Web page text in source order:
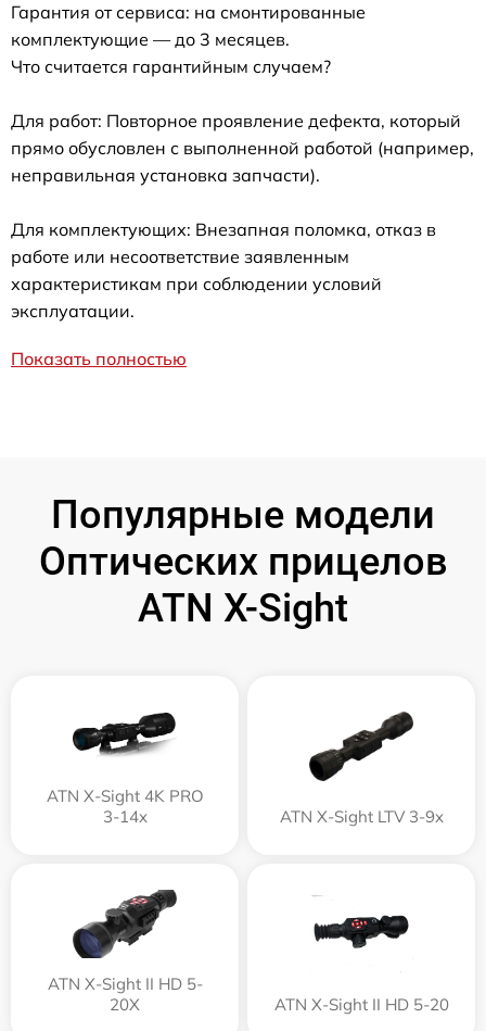
Гарантия от сервиса: на смонтированные
комплектующие — до 3 месяцев.
Что считается гарантийным случаем?
Для работ: Повторное проявление дефекта, который
прямо обусловлен с выполненной работой (например,
неправильная установка запчасти).
Для комплектующих: Внезапная поломка, отказ в
работе или несоответствие заявленным
характеристикам при соблюдении условий
эксплуатации.
Показать полностью
Популярные модели
Оптических прицелов
ATN X-Sight
ATN X-Sight 4K PRO
3-14x
ATN X-Sight LTV 3-9x
ATN X-Sight II HD 5-
20X
ATN X-Sight II HD 5-20